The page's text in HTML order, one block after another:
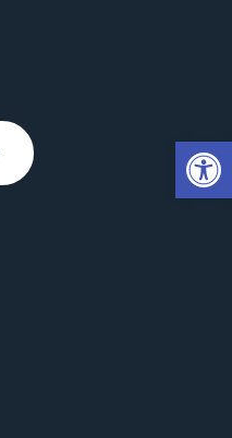
Ouvrir